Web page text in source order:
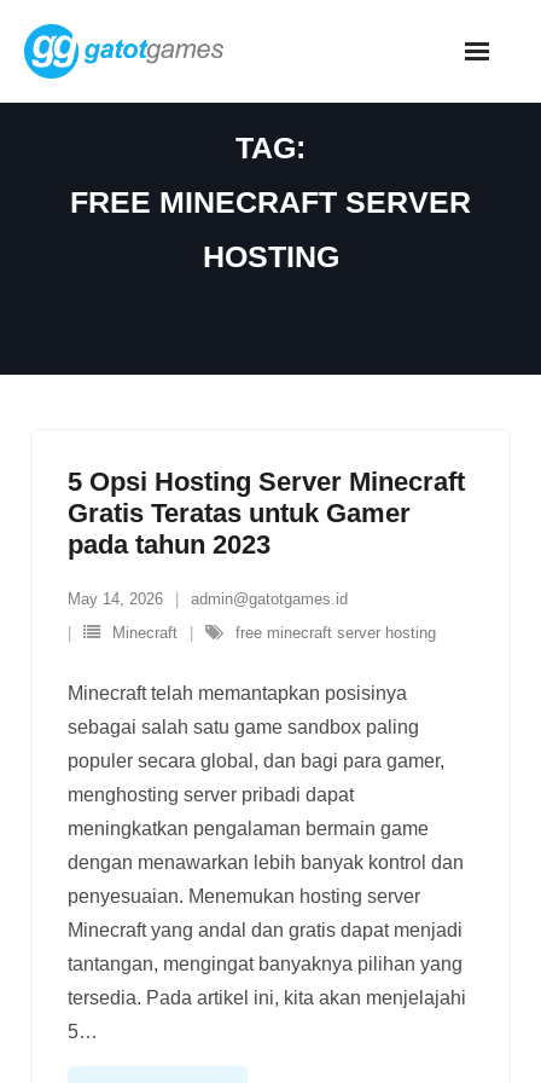
content
TAG:
FREE MINECRAFT SERVER
HOSTING
5 Opsi Hosting Server Minecraft
Gratis Teratas untuk Gamer
pada tahun 2023
May 14, 2026
admin@gatotgames.id
Minecraft
free minecraft server hosting
Minecraft telah memantapkan posisinya
sebagai salah satu game sandbox paling
populer secara global, dan bagi para gamer,
menghosting server pribadi dapat
meningkatkan pengalaman bermain game
dengan menawarkan lebih banyak kontrol dan
penyesuaian. Menemukan hosting server
Minecraft yang andal dan gratis dapat menjadi
tantangan, mengingat banyaknya pilihan yang
tersedia. Pada artikel ini, kita akan menjelajahi
5…